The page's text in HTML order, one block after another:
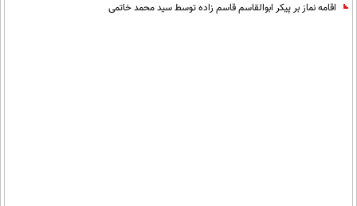
اقامه نماز بر پیکر ابوالقاسم قاسم زاده توسط سید محمد خاتمی